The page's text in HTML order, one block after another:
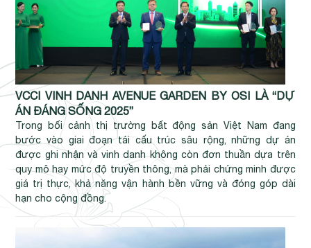
VCCI VINH DANH AVENUE GARDEN BY OSI LÀ “DỰ
ÁN ĐÁNG SỐNG 2025”
Trong bối cảnh thị trường bất động sản Việt Nam đang
bước vào giai đoạn tái cấu trúc sâu rộng, những dự án
được ghi nhận và vinh danh không còn đơn thuần dựa trên
quy mô hay mức độ truyền thông, mà phải chứng minh được
giá trị thực, khả năng vận hành bền vững và đóng góp dài
hạn cho cộng đồng.